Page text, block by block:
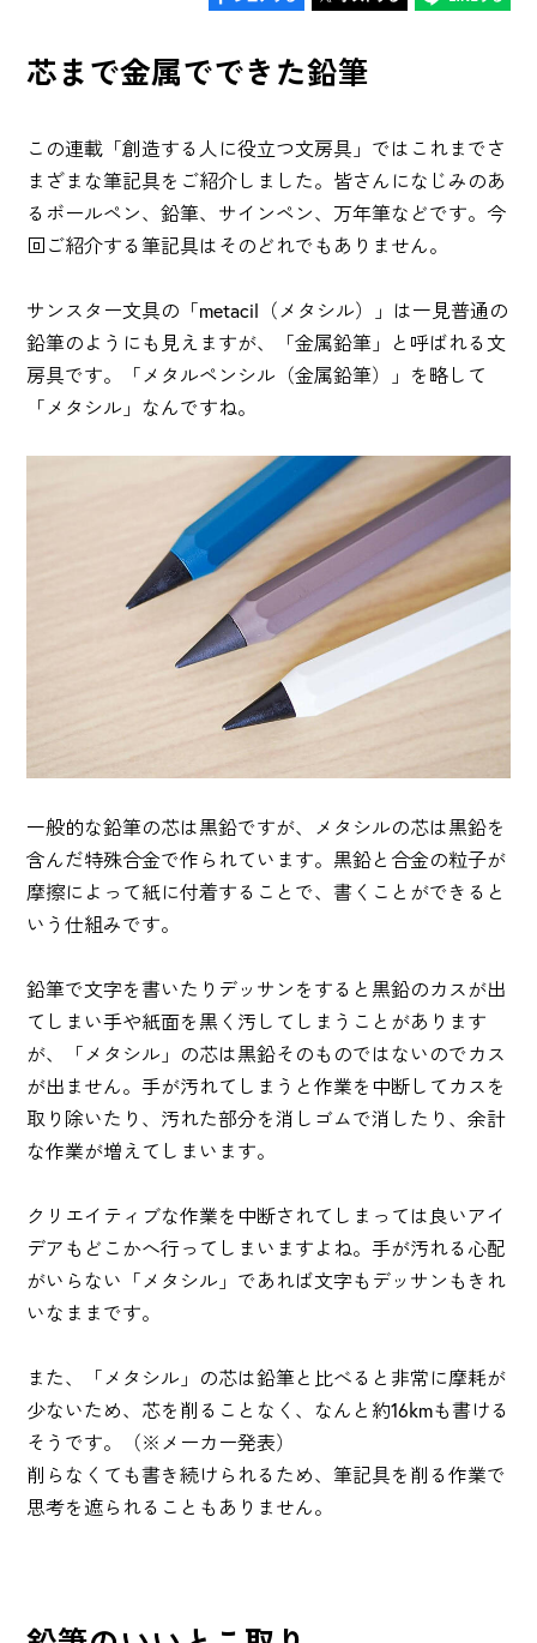
芯まで金属でできた鉛筆
この連載「創造する人に役立つ文房具」ではこれまでさ
まざまな筆記具をご紹介しました。皆さんになじみのあ
るボールペン、鉛筆、サインペン、万年筆などです。今
回ご紹介する筆記具はそのどれでもありません。
サンスター文具の「metacil（メタシル）」は一見普通の
鉛筆のようにも見えますが、「金属鉛筆」と呼ばれる文
房具です。「メタルペンシル（金属鉛筆）」を略して
「メタシル」なんですね。
一般的な鉛筆の芯は黒鉛ですが、メタシルの芯は黒鉛を
含んだ特殊合金で作られています。黒鉛と合金の粒子が
摩擦によって紙に付着することで、書くことができると
いう仕組みです。
鉛筆で文字を書いたりデッサンをすると黒鉛のカスが出
てしまい手や紙面を黒く汚してしまうことがあります
が、「メタシル」の芯は黒鉛そのものではないのでカス
が出ません。手が汚れてしまうと作業を中断してカスを
取り除いたり、汚れた部分を消しゴムで消したり、余計
な作業が増えてしまいます。
クリエイティブな作業を中断されてしまっては良いアイ
デアもどこかへ行ってしまいますよね。手が汚れる心配
がいらない「メタシル」であれば文字もデッサンもきれ
いなままです。
また、「メタシル」の芯は鉛筆と比べると非常に摩耗が
少ないため、芯を削ることなく、なんと約16kmも書ける
そうです。（※メーカー発表）
削らなくても書き続けられるため、筆記具を削る作業で
思考を遮られることもありません。